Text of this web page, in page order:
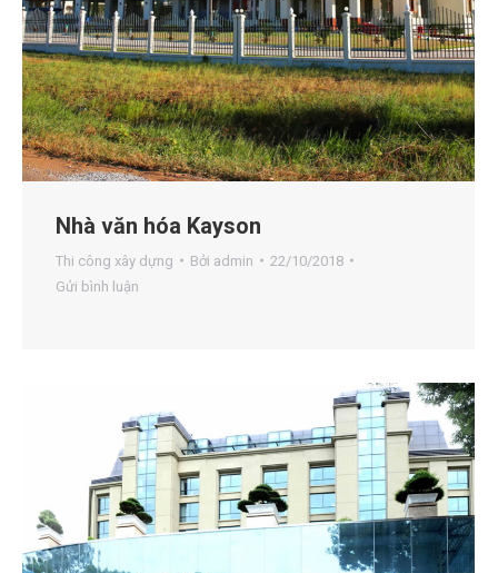
Nhà văn hóa Kayson
Thi công xây dựng Bởi admin
22/10/2018
Gửi bình luận